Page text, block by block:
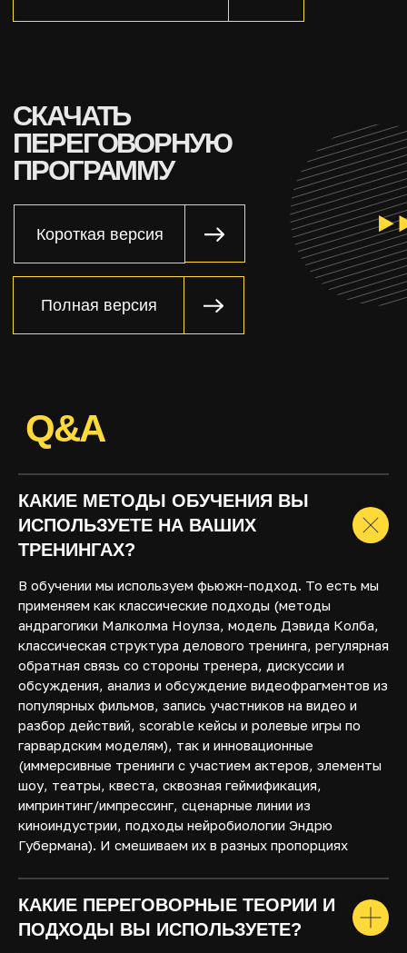
КАКИЕ МЕТОДЫ ОБУЧЕНИЯ ВЫ
ИСПОЛЬЗУЕТЕ НА ВАШИХ
ТРЕНИНГАХ?
В обучении мы используем фьюжн-подход. То есть мы
применяем как классические подходы (методы
андрагогики Малколма Ноулза, модель Дэвида Колба,
классическая структура делового тренинга, регулярная
обратная связь со стороны тренера, дискуссии и
обсуждения, анализ и обсуждение видеофрагментов из
популярных фильмов, запись участников на видео и
разбор действий, scorable кейсы и ролевые игры по
гарвардским моделям), так и инновационные
(иммерсивные тренинги с участием актеров, элементы
шоу, театры, квеста, сквозная геймификация,
импринтинг/импрессинг, сценарные линии из
киноиндустрии, подходы нейробиологии Эндрю
Губермана). И смешиваем их в разных пропорциях
КАКИЕ ПЕРЕГОВОРНЫЕ ТЕОРИИ И
ПОДХОДЫ ВЫ ИСПОЛЬЗУЕТЕ?
конфиденциальности
КОНТАКТЫ
ave@nex-um.ru
+7 (916) 208-00-88